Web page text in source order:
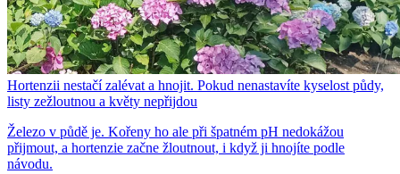
Hortenzii nestačí zalévat a hnojit. Pokud nenastavíte kyselost půdy,
listy zežloutnou a květy nepřijdou
Železo v půdě je. Kořeny ho ale při špatném pH nedokážou
přijmout, a hortenzie začne žloutnout, i když ji hnojíte podle
návodu.